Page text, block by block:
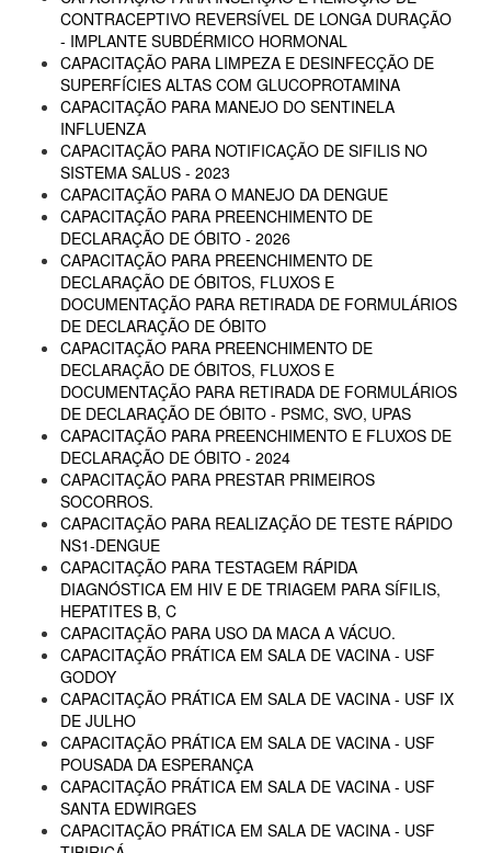
CONTRACEPTIVO REVERSÍVEL DE LONGA DURAÇÃO
- IMPLANTE SUBDÉRMICO HORMONAL
CAPACITAÇÃO PARA LIMPEZA E DESINFECÇÃO DE
SUPERFÍCIES ALTAS COM GLUCOPROTAMINA
CAPACITAÇÃO PARA MANEJO DO SENTINELA
INFLUENZA
CAPACITAÇÃO PARA NOTIFICAÇÃO DE SIFILIS NO
SISTEMA SALUS - 2023
CAPACITAÇÃO PARA O MANEJO DA DENGUE
CAPACITAÇÃO PARA PREENCHIMENTO DE
DECLARAÇÃO DE ÓBITO - 2026
CAPACITAÇÃO PARA PREENCHIMENTO DE
DECLARAÇÃO DE ÓBITOS, FLUXOS E
DOCUMENTAÇÃO PARA RETIRADA DE FORMULÁRIOS
DE DECLARAÇÃO DE ÓBITO
CAPACITAÇÃO PARA PREENCHIMENTO DE
DECLARAÇÃO DE ÓBITOS, FLUXOS E
DOCUMENTAÇÃO PARA RETIRADA DE FORMULÁRIOS
DE DECLARAÇÃO DE ÓBITO - PSMC, SVO, UPAS
CAPACITAÇÃO PARA PREENCHIMENTO E FLUXOS DE
DECLARAÇÃO DE ÓBITO - 2024
CAPACITAÇÃO PARA PRESTAR PRIMEIROS
SOCORROS.
CAPACITAÇÃO PARA REALIZAÇÃO DE TESTE RÁPIDO
NS1-DENGUE
CAPACITAÇÃO PARA TESTAGEM RÁPIDA
DIAGNÓSTICA EM HIV E DE TRIAGEM PARA SÍFILIS,
HEPATITES B, C
CAPACITAÇÃO PARA USO DA MACA A VÁCUO.
CAPACITAÇÃO PRÁTICA EM SALA DE VACINA - USF
GODOY
CAPACITAÇÃO PRÁTICA EM SALA DE VACINA - USF IX
DE JULHO
CAPACITAÇÃO PRÁTICA EM SALA DE VACINA - USF
POUSADA DA ESPERANÇA
CAPACITAÇÃO PRÁTICA EM SALA DE VACINA - USF
SANTA EDWIRGES
CAPACITAÇÃO PRÁTICA EM SALA DE VACINA - USF